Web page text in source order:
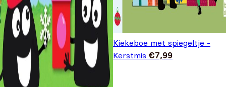
Kiekeboe met spiegeltje -
Kerstmis €7,99